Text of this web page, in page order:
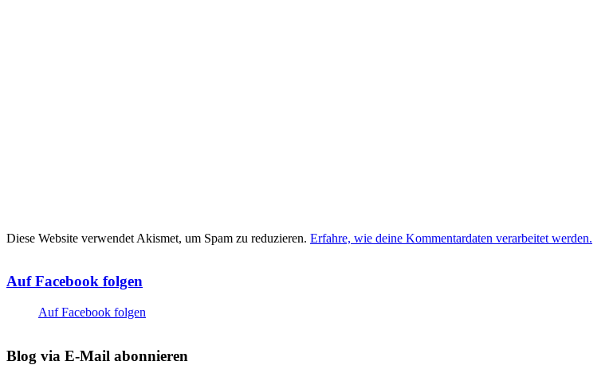
Diese Website verwendet Akismet, um Spam zu reduzieren. Erfahre, wie deine Kommentardaten verarbeitet werden.
Auf Facebook folgen
Auf Facebook folgen
Blog via E-Mail abonnieren